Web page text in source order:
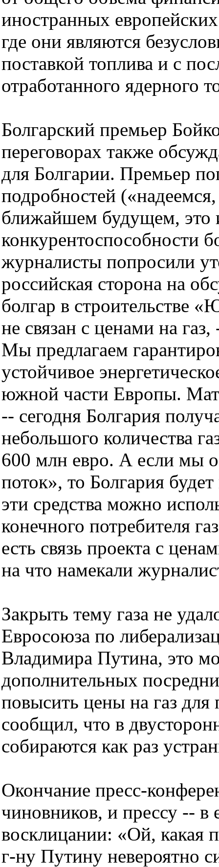
иностранных
где они являются
поставкой топлива и с
отработанного ядерного
Болгарский премьер
переговорах также
для Болгарии. Премьер
подробностей
ближайшем будущем, это
конкурентоспособности
журналисты попросили
российская сторона на
болгар в строительстве
не связан с ценами на
Мы предлагаем
устойчивое
южной части Европы.
-- сегодня Болгария
небольшого количества
600 млн евро. А если мы
поток», то Болгария
эти средства можно
конечного потребителя
есть связь проекта с
на что намекали
Закрыть тему газа не
Евросоюза по
Владимира Путина, это
дополнительных
повысить цены на газ
сообщил, что в
собираются как раз
Окончание пресс-
чиновников, и прессу --
восклицании: «Ой, какая
г-ну Путину невероятно